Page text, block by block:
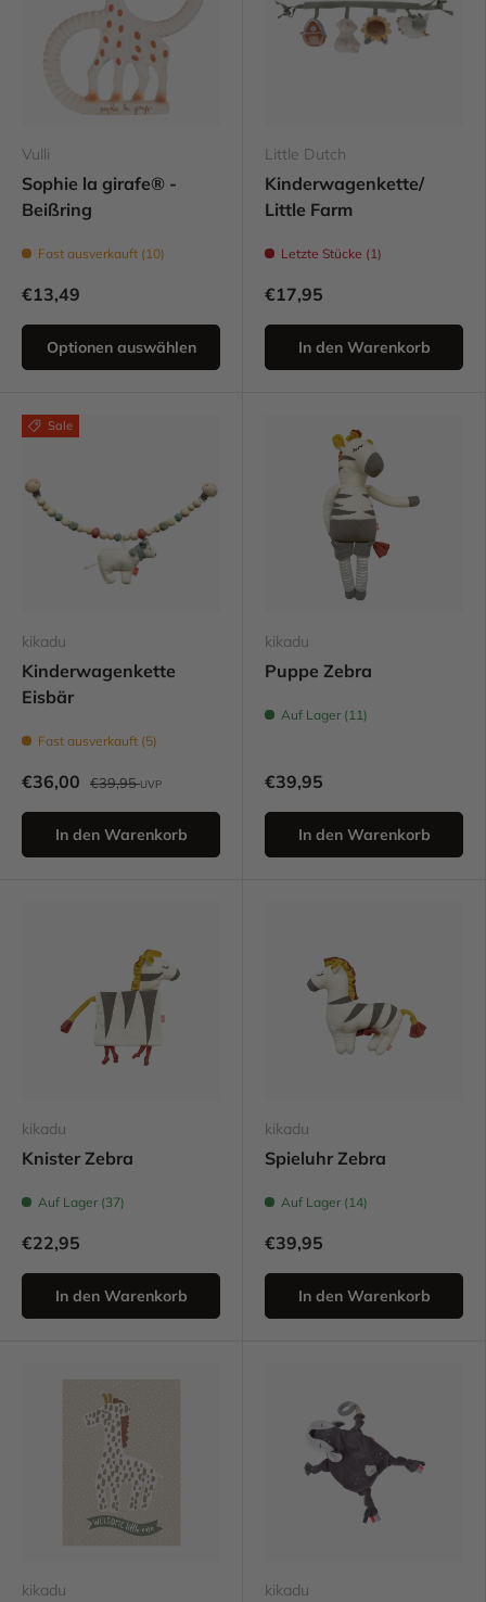
Vulli
Sophie la girafe® -
Beißring
Fast ausverkauft (10)
€13,49
Optionen auswählen
Little Dutch
Kinderwagenkette/
Little Farm
Letzte Stücke (1)
€17,95
In den Warenkorb
Sale
kikadu
Kinderwagenkette
Eisbär
Fast ausverkauft (5)
€36,00 €39,95UVP
In den Warenkorb
kikadu
Puppe Zebra
Auf Lager (11)
€39,95
In den Warenkorb
kikadu
Knister Zebra
Auf Lager (37)
€22,95
In den Warenkorb
kikadu
Spieluhr Zebra
Auf Lager (14)
€39,95
In den Warenkorb
kikadu kikadu